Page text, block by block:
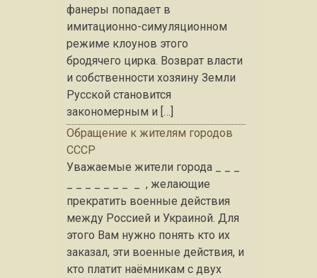
фанеры попадает в
имитационно-симуляционном
режиме клоунов этого
бродячего цирка. Возврат власти
и собственности хозяину Земли
Русской становится
закономерным и […]
Обращение к жителям городов
СССР
Уважаемые жители города _ _ _
_ _ _ _ _ _ _ _ , желающие
прекратить военные действия
между Россией и Украиной. Для
этого Вам нужно понять кто их
заказал, эти военные действия, и
кто платит наёмникам с двух